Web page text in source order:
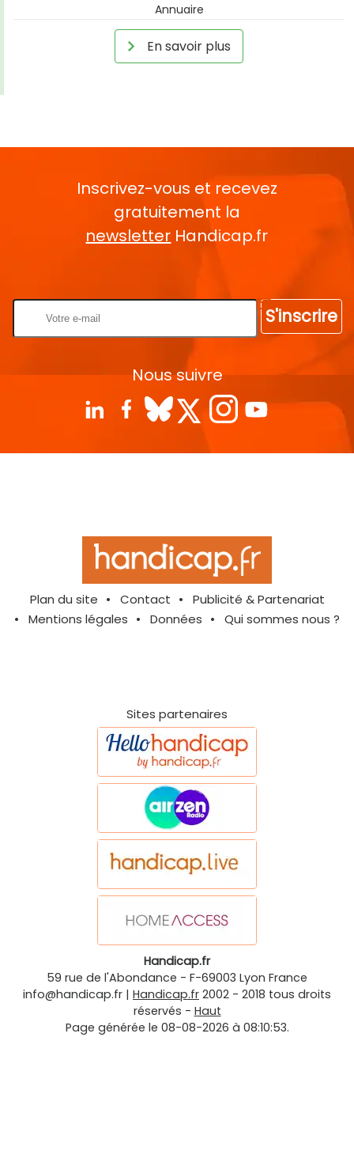
Annuaire
En savoir plus
Inscrivez-vous et recevez
gratuitement la
newsletter Handicap.fr
S'inscrire
Nous suivre
Plan du site Contact
Publicité & Partenariat
Mentions légales
Données Qui sommes nous ?
Sites partenaires
Handicap.fr
59 rue de l'Abondance - F-69003 Lyon France
info@handicap.fr | Handicap.fr 2002 - 2018 tous droits
réservés - Haut
Page générée le 08-08-2026 à 08:10:53.